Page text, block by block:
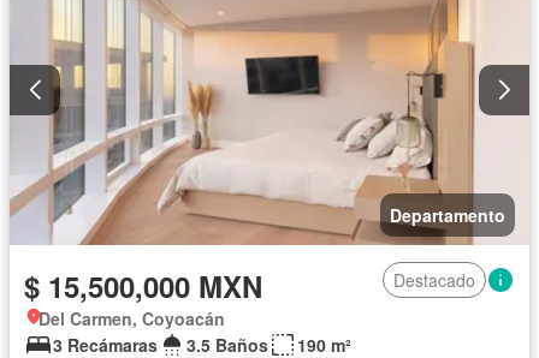
Departamento
$ 15,500,000 MXN
Destacado
Del Carmen, Coyoacán
3 Recámaras
3.5 Baños
190 m²